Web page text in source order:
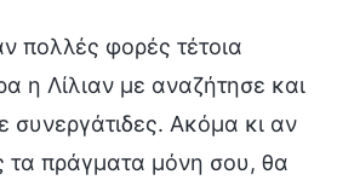
πολλές φορές τέτοια
η Λίλιαν με αναζήτησε και
συνεργάτιδες. Ακόμα κι αν
τα πράγματα μόνη σου, θα